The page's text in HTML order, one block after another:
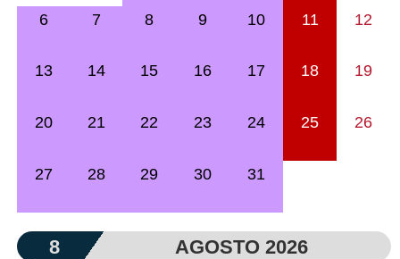
6 7 8 9 10 11 12
13 14 15 16 17 18 19
20 21 22 23 24 25 26
27 28 29 30 31
8 AGOSTO 2026